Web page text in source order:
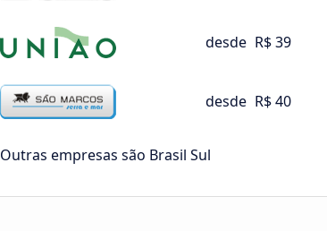
desde R$ 39
desde R$ 40
Outras empresas são Brasil Sul